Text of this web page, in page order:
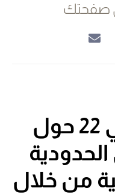
صفحتك
الملتقى الدولي 22 حول
من خلال